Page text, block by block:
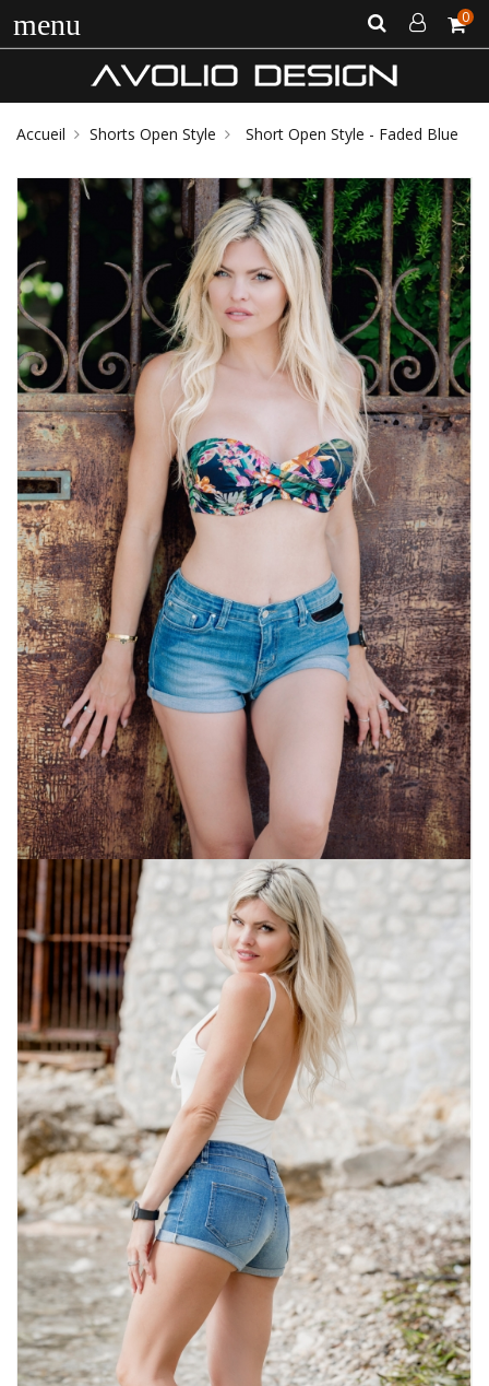
menu 0
Accueil Shorts Open Style Short Open Style - Faded Blue